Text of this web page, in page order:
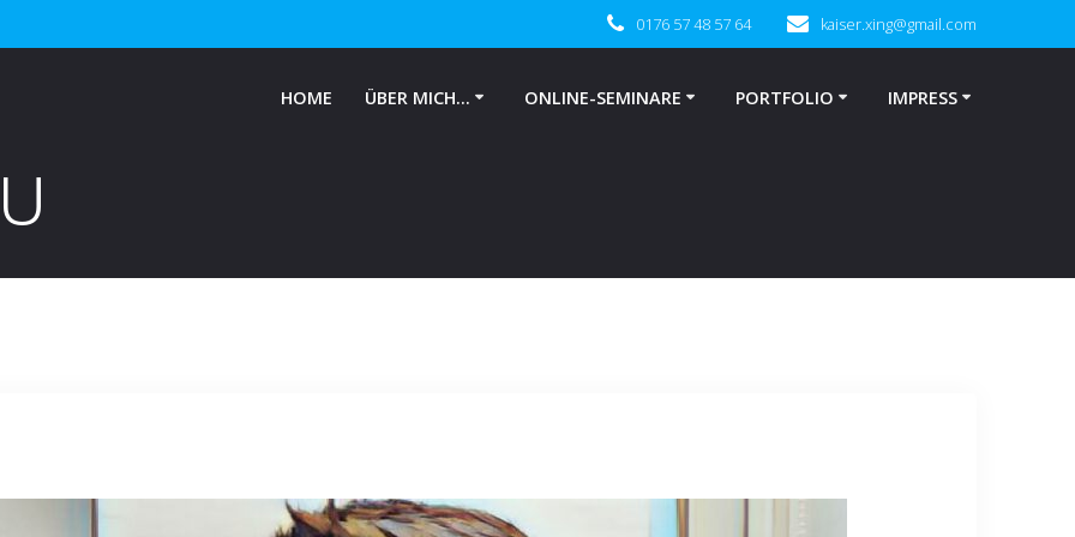
0176 57 48 57 64 kaiser.xing@gmail.com
HOME ÜBER MICH… ONLINE-SEMINARE PORTFOLIO IMPRESS